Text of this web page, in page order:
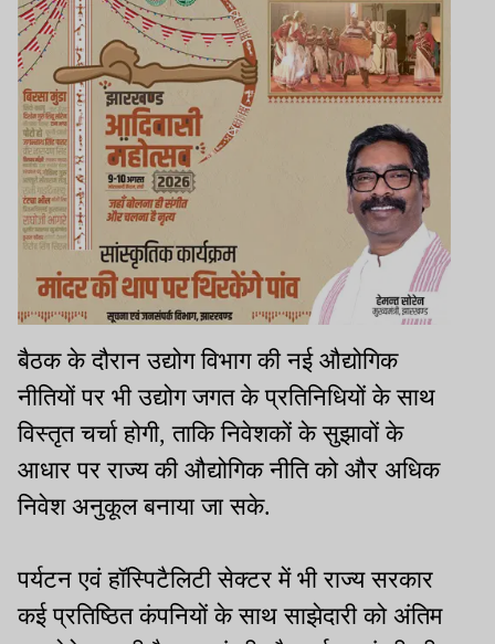
बैठक के दौरान उद्योग विभाग की नई औद्योगिक
नीतियों पर भी उद्योग जगत के प्रतिनिधियों के साथ
विस्तृत चर्चा होगी, ताकि निवेशकों के सुझावों के
आधार पर राज्य की औद्योगिक नीति को और अधिक
निवेश अनुकूल बनाया जा सके.
पर्यटन एवं हॉस्पिटैलिटी सेक्टर में भी राज्य सरकार
कई प्रतिष्ठित कंपनियों के साथ साझेदारी को अंतिम